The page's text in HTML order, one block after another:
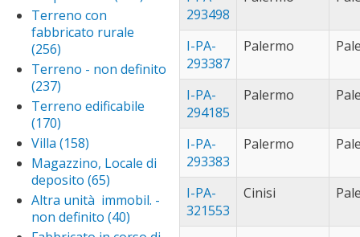
di mazara
filter
carini (94)Apply
carini
castellammare
castelvetrano
(130)Apply
filter
catania (129)
ciminna (26)
cinisi
filter
corleone (37)
erice (27)Apply
posto auto
filter
Abitazione
indipendente
Terreno con
fabbricato rurale
(256)
con fabbricato
Terreno - non definito
(237)
non definito filter
Terreno edificabile
(170)
edificabile filter
Villa (158)
filter
Magazzino, Locale di
deposito (65)
Magazzino,
Locale di
deposito
Altra unità immobil. -
non definito (40)
293498
I-PA-
293387
Palermo
I-PA-
294185
Palermo
I-PA-
293383
Palermo
I-PA-
321553
Cinisi